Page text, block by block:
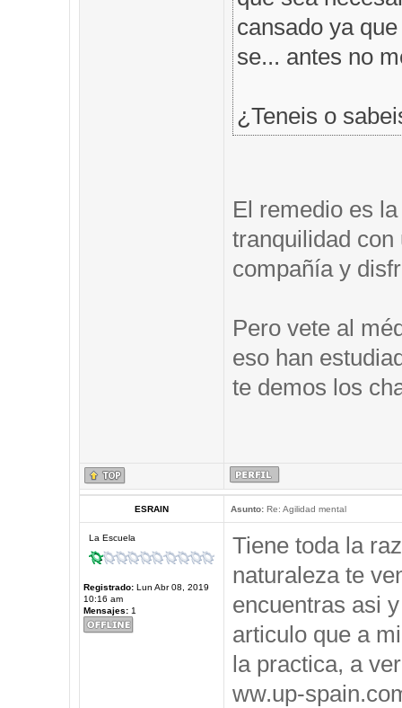
cansado ya
se... antes no
¿Teneis o
El remedio es
tranquilidad con
compañía y
Pero vete al
eso han
te demos los
ESRAIN Asunto:Re: Agilidad mental
La Escuela
Registrado:Lun Abr 08, 2019
10:16 am
Mensajes:1
Tiene toda la
naturaleza te
encuentras asi
articulo que a
la practica, a
ww.up-